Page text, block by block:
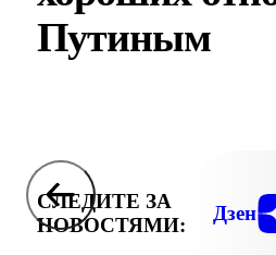
Путиным
СЛЕДИТЕ ЗА
НОВОСТЯМИ:
Дзен